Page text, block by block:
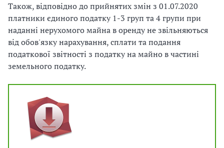
Також, відповідно до прийнятих змін з 01.07.2020
платники єдиного податку 1-3 груп та 4 групи при
наданні нерухомого майна в оренду не звільняються
від обов'язку нарахування, сплати та подання
податкової звітності з податку на майно в частині
земельного податку.